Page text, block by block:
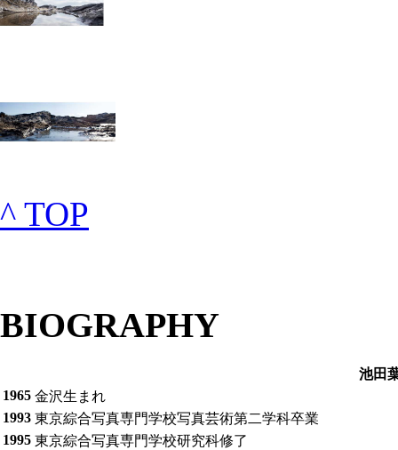
^ TOP
BIOGRAPHY
池田
1965 金沢生まれ
1993 東京綜合写真専門学校写真芸術第二学科卒業
1995 東京綜合写真専門学校研究科修了